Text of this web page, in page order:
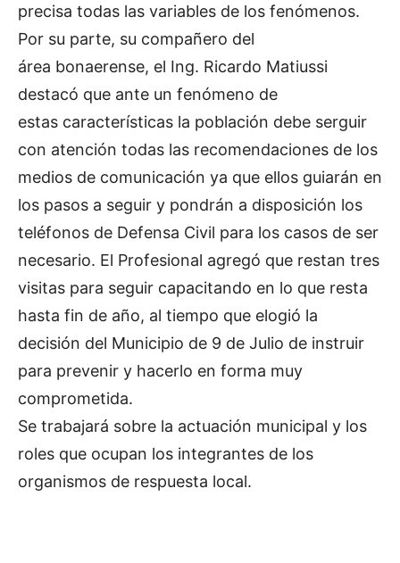
precisa todas las variables de los fenómenos.
Por su parte, su compañero del
área bonaerense, el Ing. Ricardo Matiussi
destacó que ante un fenómeno de
estas características la población debe serguir
con atención todas las recomendaciones de los
medios de comunicación ya que ellos guiarán en
los pasos a seguir y pondrán a disposición los
teléfonos de Defensa Civil para los casos de ser
necesario. El Profesional agregó que restan tres
visitas para seguir capacitando en lo que resta
hasta fin de año, al tiempo que elogió la
decisión del Municipio de 9 de Julio de instruir
para prevenir y hacerlo en forma muy
comprometida.
Se trabajará sobre la actuación municipal y los
roles que ocupan los integrantes de los
organismos de respuesta local.